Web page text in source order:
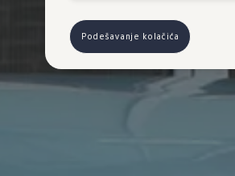
Podešavanje kolačića